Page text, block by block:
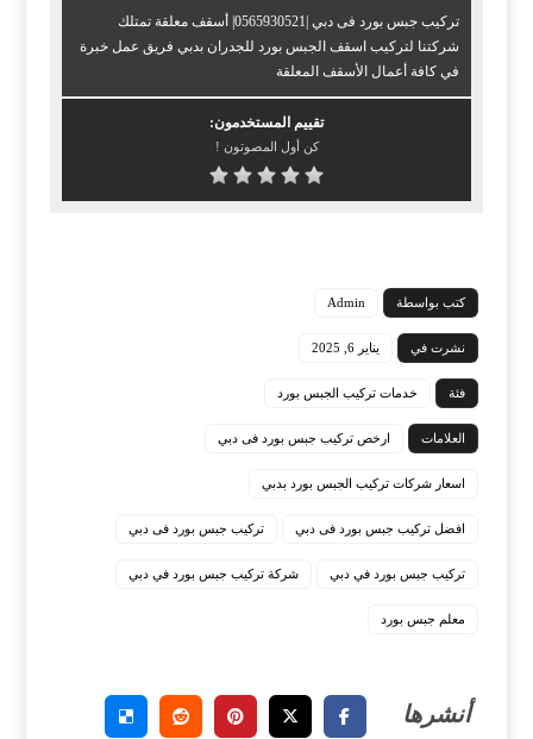
تركيب جبس بورد فى دبي |0565930521| أسقف معلقة تمتلك
شركتنا لتركيب اسقف الجبس بورد للجدران بدبي فريق عمل خبرة
في كافة أعمال الأسقف المعلقة
تقييم المستخدمون:
كن أول المصوتون !
كتب بواسطة Admin
نشرت في يناير 6, 2025
فئة خدمات تركيب الجبس بورد
العلامات ارخص تركيب جبس بورد فى دبي
اسعار شركات تركيب الجبس بورد بدبي
افضل تركيب جبس بورد فى دبي تركيب جبس بورد فى دبي
تركيب جبس بورد في دبي شركة تركيب جبس بورد في دبي
معلم جبس بورد